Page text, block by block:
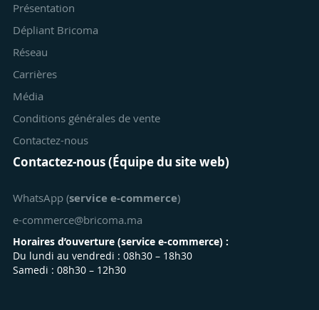
Présentation
Dépliant Bricoma
Réseau
Carrières
Média
Conditions générales de vente
Contactez-nous
Contactez-nous (Équipe du site web)
WhatsApp (service e-commerce)
e-commerce@bricoma.ma
Horaires d’ouverture (service e-commerce) :
Du lundi au vendredi : 08h30 – 18h30
Samedi : 08h30 – 12h30